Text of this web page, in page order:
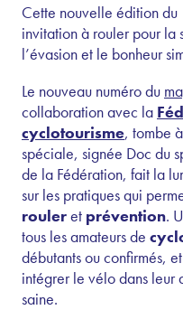
Cette nouvelle édition
invitation à rouler pour la
l’évasion et le bonheur
Le nouveau numéro du
collaboration avec la
cyclotourisme, tombe
spéciale, signée Doc du
de la Fédération, fait la
sur les pratiques qui
rouleret prévention.
tous les amateurs de
débutants ou confirmés,
intégrer le vélo dans leur
saine.